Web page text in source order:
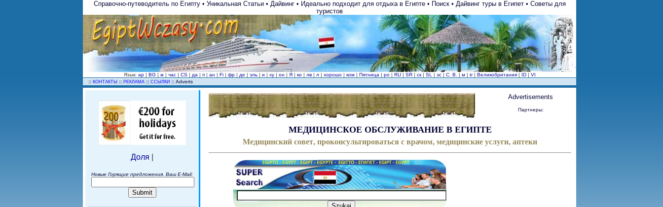
Справочно-путеводитель по Египту • Уникальная Статьи • Дайвинг • Идеально подходит для отдыха в Египте • Поиск • Дайвинг туры в Египет • Советы для
туристов
Язык: ар | BG | ж | час | CS | да | п | ан | Fi | фр | де | эль | и | ху | он | Я | ко | лв | л | хорошо | ком | Пятница | ро | RU | SR | ск | SL | эс | С. В. | м | tr | Великобритания | ID | VI
:: КОНТАКТЫ :: РЕКЛАМА :: ССЫЛКИ :: Adverts
Доля
Новые Горящие предложения. Ваш E-Mail:
Advertisements
Партнеры:
МЕДИЦИНСКОЕ ОБСЛУЖИВАНИЕ В ЕГИПТЕ
Медицинский совет, проконсультироваться с врачом, медицинские услуги, аптеки